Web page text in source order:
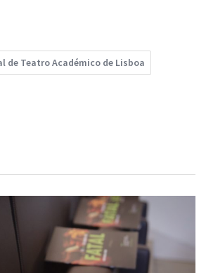
de Teatro Académico de Lisboa